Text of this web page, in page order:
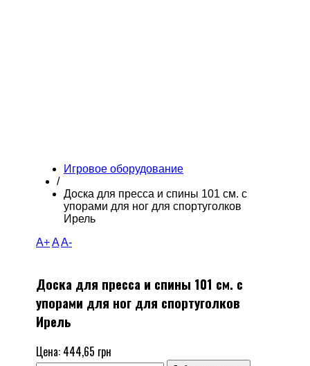
Игровое оборудование
/
Доска для пресса и спины 101 см. с
упорами для ног для спортуголков
Ирель
A+AA-
Доска для пресса и спины 101 см. с
упорами для ног для спортуголков
Ирель
Цена: 444,65 грн